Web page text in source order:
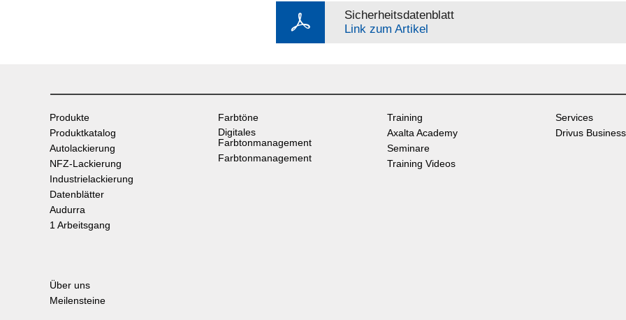
Sicherheitsdatenblatt
Link zum Artikel
Produkte
Produktkatalog
Autolackierung
NFZ-Lackierung
Industrielackierung
Datenblätter
Audurra
1 Arbeitsgang
Farbtöne
Digitales
Farbtonmanagement
Farbtonmanagement
Training
Axalta Academy
Seminare
Training Videos
Services
Drivus
Über uns
Meilensteine